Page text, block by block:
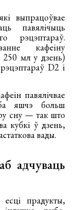
выпрацоўвае
павялічыць
рэцэптараў.
кафеіну
250 мл у дзень)
D2 і
павялічвае
яшчэ больш
сну — так што
кубкі ў дзень,
вады.
адчуваць
есці прадукты,